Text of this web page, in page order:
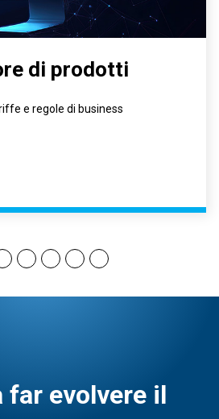
di prodotti
e regole di business
far evolvere il